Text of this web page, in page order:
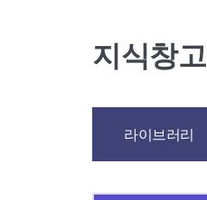
지식창고
라이브러리